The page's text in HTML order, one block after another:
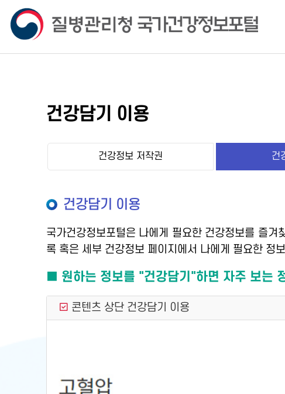
건강담기 이용
건강정보 저작권 건
건강담기 이용
국가건강정보포털은 나에게 필요한 건강정보를 즐
록 혹은 세부 건강정보 페이지에서 나에게 필요한 정
■ 원하는 정보를 "건강담기"하면 자주 보는
콘텐츠 상단 건강담기 이용